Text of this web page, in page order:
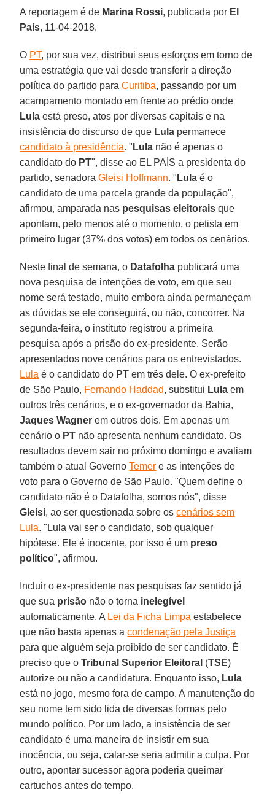
A reportagem é de Marina Rossi, publicada por El
País, 11-04-2018.
O PT, por sua vez, distribui seus esforços em torno de
uma estratégia que vai desde transferir a direção
política do partido para Curitiba, passando por um
acampamento montado em frente ao prédio onde
Lula está preso, atos por diversas capitais e na
insistência do discurso de que Lula permanece
candidato à presidência. " Lula não é apenas o
candidato do PT", disse ao EL PAÍS a presidenta do
partido, senadoraGleisi Hoffmann. " Lula é o
candidato de uma parcela grande da população",
afirmou, amparada nas pesquisas eleitorais que
apontam, pelo menos até o momento, o petista em
primeiro lugar (37% dos votos) em todos os cenários.
Neste final de semana, o Datafolha publicará uma
nova pesquisa de intenções de voto, em que seu
nome será testado, muito embora ainda permaneçam
as dúvidas se ele conseguirá, ou não, concorrer. Na
segunda-feira, o instituto registrou a primeira
pesquisa após a prisão do ex-presidente. Serão
apresentados nove cenários para os entrevistados.
Lula é o candidato do PT em três dele. O ex-prefeito
de São Paulo, Fernando Haddad, substitui Lula em
outros três cenários, e o ex-governador da Bahia,
Jaques Wagner em outros dois. Em apenas um
cenário o PT não apresenta nenhum candidato. Os
resultados devem sair no próximo domingo e avaliam
também o atual GovernoTemer e as intenções de
voto para o Governo de São Paulo. "Quem define o
candidato não é o Datafolha, somos nós", disse
Gleisi, ao ser questionada sobre oscenários sem
Lula. "Lula vai ser o candidato, sob qualquer
hipótese. Ele é inocente, por isso é um preso
político", afirmou.
Incluir o ex-presidente nas pesquisas faz sentido já
que sua prisão não o torna inelegível
automaticamente. A Lei da Ficha Limpa estabelece
que não basta apenas acondenação pela Justiça
para que alguém seja proibido de ser candidato. É
preciso que oTribunal Superior Eleitoral (TSE)
autorize ou não a candidatura. Enquanto isso, Lula
está no jogo, mesmo fora de campo. A manutenção do
seu nome tem sido lida de diversas formas pelo
mundo político. Por um lado, a insistência de ser
candidato é uma maneira de insistir em sua
inocência, ou seja, calar-se seria admitir a culpa. Por
outro, apontar sucessor agora poderia queimar
cartuchos antes do tempo.